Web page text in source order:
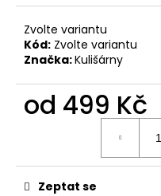
Zvolte variantu
Kód: Zvolte variantu
Značka:Kulišárny
od 499 Kč
Zeptat se
e
DÁMSKÉ
SILK
BLACK